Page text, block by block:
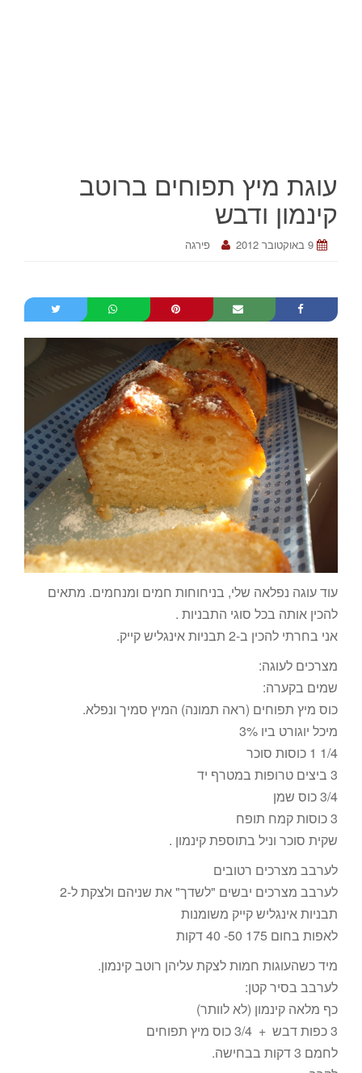
עוגת מיץ תפוחים ברוטב
קינמון ודבש
9 באוקטובר 2012 פירגה
עוד עוגה נפלאה שלי, בניחוחות חמים ומנחמים. מתאים
להכין אותה בכל סוגי התבניות .
אני בחרתי להכין ב-2 תבניות אינגליש קייק.
מצרכים לעוגה:
שמים בקערה:
כוס מיץ תפוחים (ראה תמונה) המיץ סמיך ונפלא.
מיכל יוגורט ביו 3%
1/4 1 כוסות סוכר
3 ביצים טרופות במטרף יד
3/4 כוס שמן
3 כוסות קמח תופח
שקית סוכר וניל בתוספת קינמון .
לערבב מצרכים רטובים
לערבב מצרכים יבשים "לשדך" את שניהם ולצקת ל-2
תבניות אינגליש קייק משומנות
לאפות בחום 175 50- 40 דקות
מיד כשהעוגות חמות לצקת עליהן רוטב קינמון.
לערבב בסיר קטן:
כף מלאה קינמון (לא לוותר)
3 כפות דבש + 3/4 כוס מיץ תפוחים
לחמם 3 דקות בבחישה.